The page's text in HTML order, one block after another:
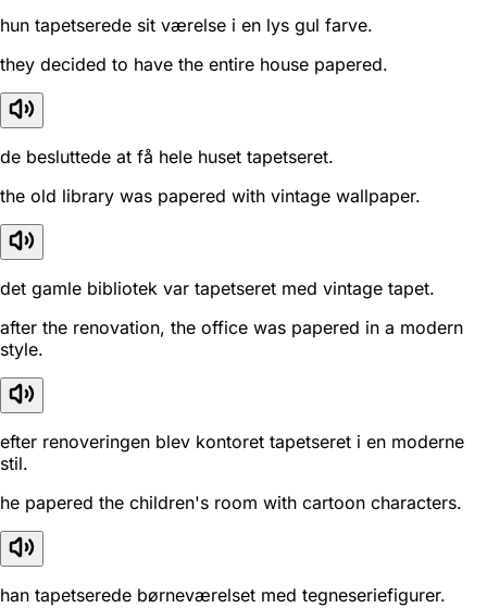
hun tapetserede sit værelse i en lys gul farve.
they decided to have the entire house papered.
de besluttede at få hele huset tapetseret.
the old library was papered with vintage wallpaper.
det gamle bibliotek var tapetseret med vintage tapet.
after the renovation, the office was papered in a modern
style.
efter renoveringen blev kontoret tapetseret i en moderne
stil.
he papered the children's room with cartoon characters.
han tapetserede børneværelset med tegneseriefigurer.